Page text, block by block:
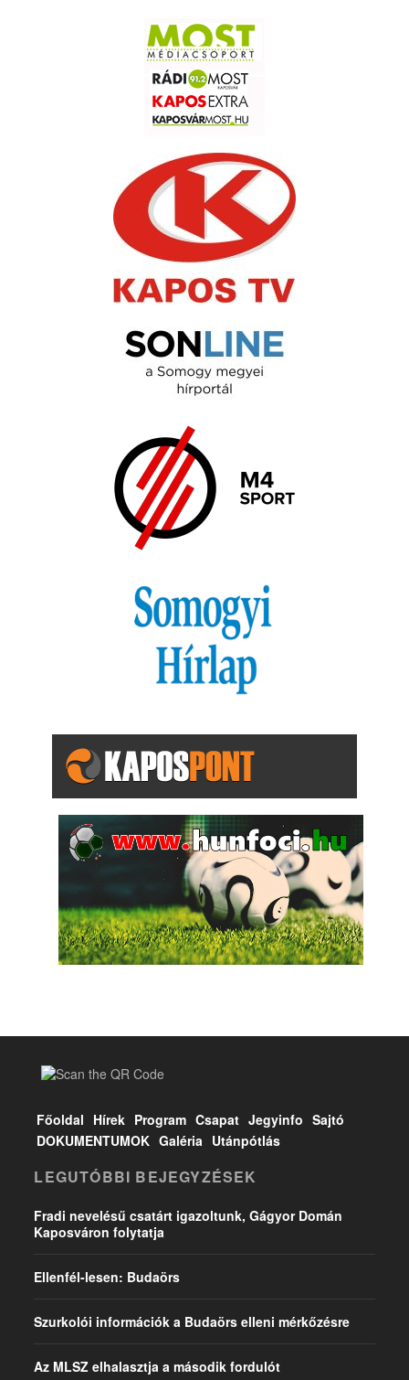
Főoldal Hírek Program Csapat Jegyinfo Sajtó
DOKUMENTUMOK Galéria Utánpótlás
LEGUTÓBBI BEJEGYZÉSEK
Fradi nevelésű csatárt igazoltunk, Gágyor Domán
Kaposváron folytatja
Ellenfél-lesen: Budaörs
Szurkolói információk a Budaörs elleni mérkőzésre
Az MLSZ elhalasztja a második fordulót